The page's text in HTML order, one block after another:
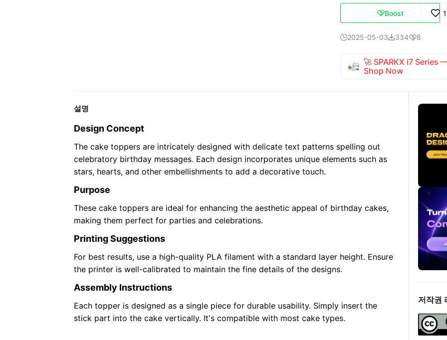
Boost
2025-05-033348
🚀 SPARKX i7 Series
Shop Now
설명
Design Concept
The cake toppers are intricately designed with delicate text patterns spelling out
celebratory birthday messages. Each design incorporates unique elements such as
stars, hearts, and other embellishments to add a decorative touch.
Purpose
These cake toppers are ideal for enhancing the aesthetic appeal of birthday cakes,
making them perfect for parties and celebrations.
Printing Suggestions
For best results, use a high-quality PLA filament with a standard layer height. Ensure
the printer is well-calibrated to maintain the fine details of the designs.
Assembly Instructions
Each topper is designed as a single piece for durable usability. Simply insert the
stick part into the cake vertically. It's compatible with most cake types.
저작권